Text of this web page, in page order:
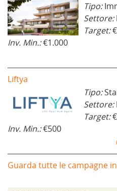
Tipo:
Settore:
Target:
Inv. Min.:€1.000
Liftya
Tipo:
Settore:
Target:
Inv. Min.:€500
Guarda tutte le campagne